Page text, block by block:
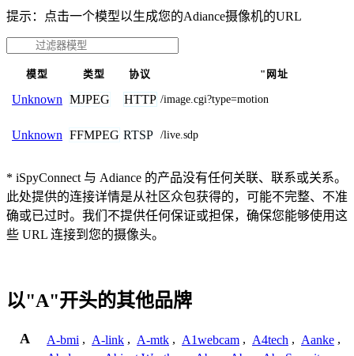
提示：点击一个模型以生成您的Adiance摄像机的URL
模型 类型 协议 "网址
Unknown MJPEG HTTP /image.cgi?type=motion
Unknown FFMPEG RTSP /live.sdp
* iSpyConnect 与 Adiance 的产品没有任何关联、联系或关系。
此处提供的连接详情是从社区众包获得的，可能不完整、不准
确或已过时。我们不提供任何保证或担保，确保您能够使用这
些 URL 连接到您的摄像头。
以"A"开头的其他品牌
A A-bmi , A-link , A-mtk , A1webcam , A4tech , Aanke ,